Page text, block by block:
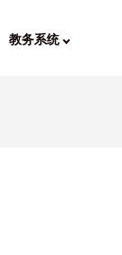
教务系统